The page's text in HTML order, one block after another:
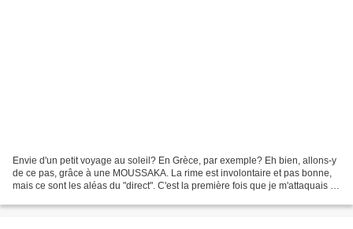
Envie d'un petit voyage au soleil? En Grèce, par exemple? Eh bien, allons-y
de ce pas, grâce à une MOUSSAKA. La rime est involontaire et pas bonne,
mais ce sont les aléas du "direct". C'est la première fois que je m'attaquais à